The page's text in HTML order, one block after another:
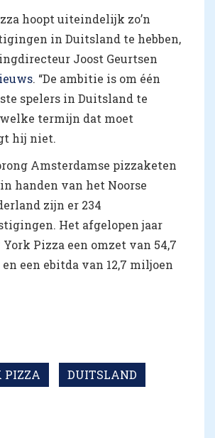
hoopt uiteindelijk zo’n
in Duitsland te hebben,
Joost Geurtsen
. “De ambitie is om één
spelers in Duitsland te
welke termijn dat moet
hij niet.
Amsterdamse pizzaketen
handen van het Noorse
zijn er 234
Het afgelopen jaar
Pizza een omzet van 54,7
een ebitda van 12,7 miljoen
PIZZA DUITSLAND